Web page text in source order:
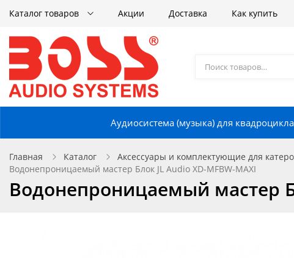
Каталог товаров Акции Доставка Как купить
Аудиосистема (музыка) для квадроцикла
Главная Каталог Аксессуары и комплектующие для
Водонепроницаемый мастер Блок JL Audio XD-MFBW-MAXI
Водонепроницаемый мастер